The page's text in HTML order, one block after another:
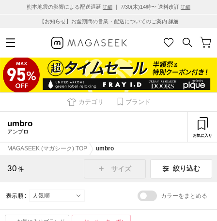
熊本地震の影響による配送遅延 詳細 ｜ 7/30(木)14時〜 送料改訂 詳細
【お知らせ】お盆期間の営業・配送についてのご案内 詳細
カテゴリ ブランド
umbro
アンブロ
お気に入り
MAGASEEK (マガシーク) TOP umbro
30 件 サイズ 絞り込む
表示順 : カラーをまとめる